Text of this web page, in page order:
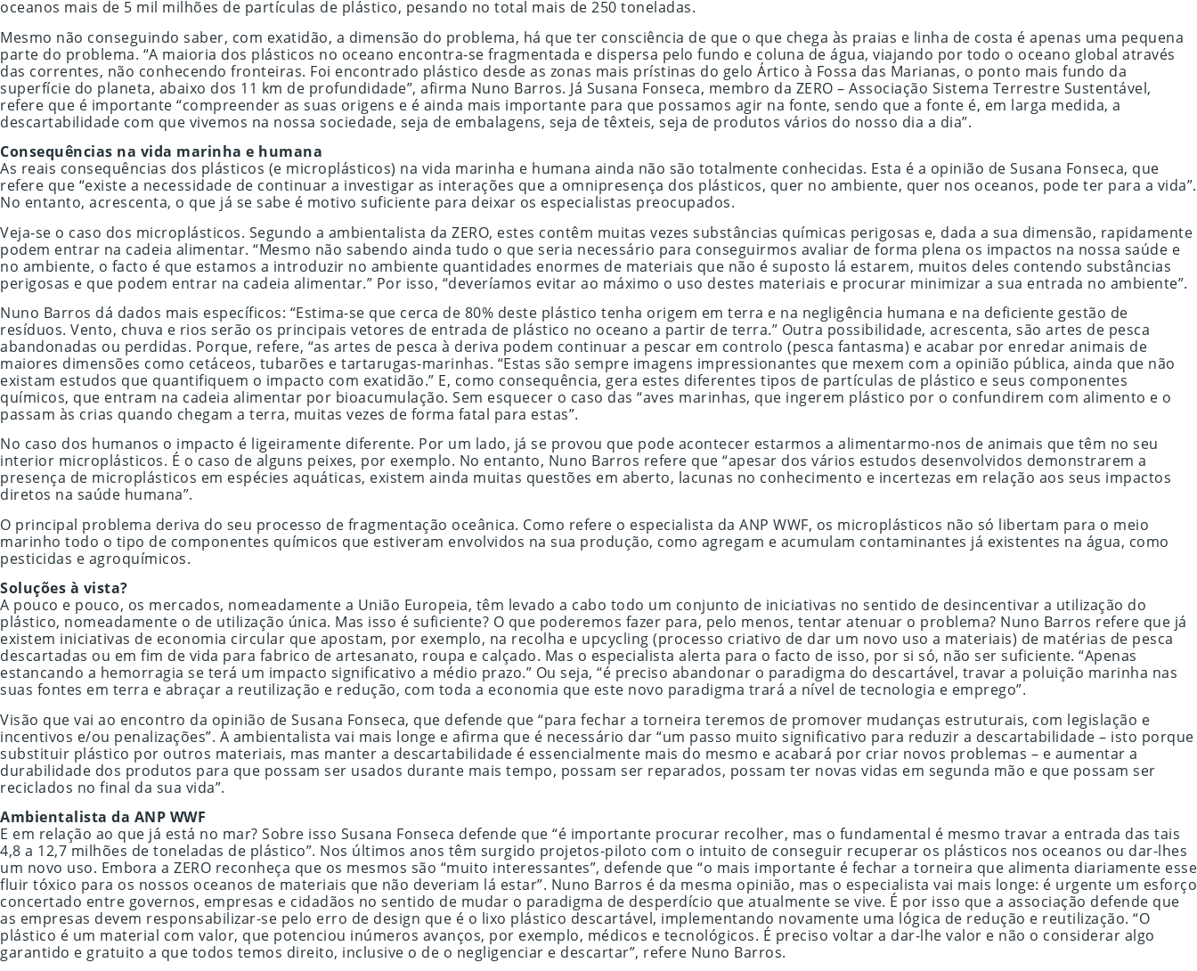
oceanos mais de 5 mil milhões de partículas de plástico, pesando no total mais de 250 toneladas.
Mesmo não conseguindo saber, com exatidão, a dimensão do problema, há que ter consciência de que o que chega às praias e linha de costa é apenas uma pequena
parte do problema. “A maioria dos plásticos no oceano encontra-se fragmentada e dispersa pelo fundo e coluna de água, viajando por todo o oceano global através
das correntes, não conhecendo fronteiras. Foi encontrado plástico desde as zonas mais prístinas do gelo Ártico à Fossa das Marianas, o ponto mais fundo da
superfície do planeta, abaixo dos 11 km de profundidade”, afirma Nuno Barros. Já Susana Fonseca, membro da ZERO – Associação Sistema Terrestre Sustentável,
refere que é importante “compreender as suas origens e é ainda mais importante para que possamos agir na fonte, sendo que a fonte é, em larga medida, a
descartabilidade com que vivemos na nossa sociedade, seja de embalagens, seja de têxteis, seja de produtos vários do nosso dia a dia”.
Consequências na vida marinha e humana
As reais consequências dos plásticos (e microplásticos) na vida marinha e humana ainda não são totalmente conhecidas. Esta é a opinião de Susana Fonseca, que
refere que “existe a necessidade de continuar a investigar as interações que a omnipresença dos plásticos, quer no ambiente, quer nos oceanos, pode ter para a vida”.
No entanto, acrescenta, o que já se sabe é motivo suficiente para deixar os especialistas preocupados.
Veja-se o caso dos microplásticos. Segundo a ambientalista da ZERO, estes contêm muitas vezes substâncias químicas perigosas e, dada a sua dimensão, rapidamente
podem entrar na cadeia alimentar. “Mesmo não sabendo ainda tudo o que seria necessário para conseguirmos avaliar de forma plena os impactos na nossa saúde e
no ambiente, o facto é que estamos a introduzir no ambiente quantidades enormes de materiais que não é suposto lá estarem, muitos deles contendo substâncias
perigosas e que podem entrar na cadeia alimentar.” Por isso, “deveríamos evitar ao máximo o uso destes materiais e procurar minimizar a sua entrada no ambiente”.
Nuno Barros dá dados mais específicos: “Estima-se que cerca de 80% deste plástico tenha origem em terra e na negligência humana e na deficiente gestão de
resíduos. Vento, chuva e rios serão os principais vetores de entrada de plástico no oceano a partir de terra.” Outra possibilidade, acrescenta, são artes de pesca
abandonadas ou perdidas. Porque, refere, “as artes de pesca à deriva podem continuar a pescar em controlo (pesca fantasma) e acabar por enredar animais de
maiores dimensões como cetáceos, tubarões e tartarugas-marinhas. “Estas são sempre imagens impressionantes que mexem com a opinião pública, ainda que não
existam estudos que quantifiquem o impacto com exatidão.” E, como consequência, gera estes diferentes tipos de partículas de plástico e seus componentes
químicos, que entram na cadeia alimentar por bioacumulação. Sem esquecer o caso das “aves marinhas, que ingerem plástico por o confundirem com alimento e o
passam às crias quando chegam a terra, muitas vezes de forma fatal para estas”.
No caso dos humanos o impacto é ligeiramente diferente. Por um lado, já se provou que pode acontecer estarmos a alimentarmo-nos de animais que têm no seu
interior microplásticos. É o caso de alguns peixes, por exemplo. No entanto, Nuno Barros refere que “apesar dos vários estudos desenvolvidos demonstrarem a
presença de microplásticos em espécies aquáticas, existem ainda muitas questões em aberto, lacunas no conhecimento e incertezas em relação aos seus impactos
diretos na saúde humana”.
O principal problema deriva do seu processo de fragmentação oceânica. Como refere o especialista da ANP WWF, os microplásticos não só libertam para o meio
marinho todo o tipo de componentes químicos que estiveram envolvidos na sua produção, como agregam e acumulam contaminantes já existentes na água, como
pesticidas e agroquímicos.
Soluções à vista?
A pouco e pouco, os mercados, nomeadamente a União Europeia, têm levado a cabo todo um conjunto de iniciativas no sentido de desincentivar a utilização do
plástico, nomeadamente o de utilização única. Mas isso é suficiente? O que poderemos fazer para, pelo menos, tentar atenuar o problema? Nuno Barros refere que já
existem iniciativas de economia circular que apostam, por exemplo, na recolha e upcycling (processo criativo de dar um novo uso a materiais) de matérias de pesca
descartadas ou em fim de vida para fabrico de artesanato, roupa e calçado. Mas o especialista alerta para o facto de isso, por si só, não ser suficiente. “Apenas
estancando a hemorragia se terá um impacto significativo a médio prazo.” Ou seja, “é preciso abandonar o paradigma do descartável, travar a poluição marinha nas
suas fontes em terra e abraçar a reutilização e redução, com toda a economia que este novo paradigma trará a nível de tecnologia e emprego”.
Visão que vai ao encontro da opinião de Susana Fonseca, que defende que “para fechar a torneira teremos de promover mudanças estruturais, com legislação e
incentivos e/ou penalizações”. A ambientalista vai mais longe e afirma que é necessário dar “um passo muito significativo para reduzir a descartabilidade – isto porque
substituir plástico por outros materiais, mas manter a descartabilidade é essencialmente mais do mesmo e acabará por criar novos problemas – e aumentar a
durabilidade dos produtos para que possam ser usados durante mais tempo, possam ser reparados, possam ter novas vidas em segunda mão e que possam ser
reciclados no final da sua vida”.
Ambientalista da ANP WWF
E em relação ao que já está no mar? Sobre isso Susana Fonseca defende que “é importante procurar recolher, mas o fundamental é mesmo travar a entrada das tais
4,8 a 12,7 milhões de toneladas de plástico”. Nos últimos anos têm surgido projetos-piloto com o intuito de conseguir recuperar os plásticos nos oceanos ou dar-lhes
um novo uso. Embora a ZERO reconheça que os mesmos são “muito interessantes”, defende que “o mais importante é fechar a torneira que alimenta diariamente esse
fluir tóxico para os nossos oceanos de materiais que não deveriam lá estar”. Nuno Barros é da mesma opinião, mas o especialista vai mais longe: é urgente um esforço
concertado entre governos, empresas e cidadãos no sentido de mudar o paradigma de desperdício que atualmente se vive. É por isso que a associação defende que
as empresas devem responsabilizar-se pelo erro de design que é o lixo plástico descartável, implementando novamente uma lógica de redução e reutilização. “O
plástico é um material com valor, que potenciou inúmeros avanços, por exemplo, médicos e tecnológicos. É preciso voltar a dar-lhe valor e não o considerar algo
garantido e gratuito a que todos temos direito, inclusive o de o negligenciar e descartar”, refere Nuno Barros.